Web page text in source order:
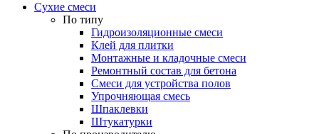
Сухие смеси
По типу
Гидроизоляционные смеси
Клей для плитки
Монтажные и кладочные смеси
Ремонтный состав для бетона
Смеси для устройства полов
Упрочняющая смесь
Шпаклевки
Штукатурки